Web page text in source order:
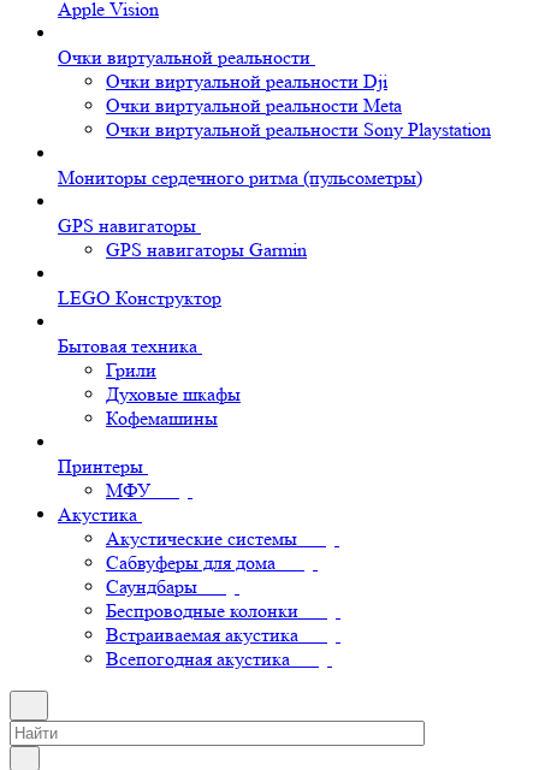
Apple Vision
Очки виртуальной реальности
Очки виртуальной реальности Dji
Очки виртуальной реальности Meta
Очки виртуальной реальности Sony Playstation
Мониторы сердечного ритма (пульсометры)
GPS навигаторы
GPS навигаторы Garmin
LEGO Конструктор
Бытовая техника
Грили
Духовые шкафы
Кофемашины
Принтеры
МФУ
Акустика
Акустические системы
Сабвуферы для дома
Саундбары
Беспроводные колонки
Встраиваемая акустика
Всепогодная акустика